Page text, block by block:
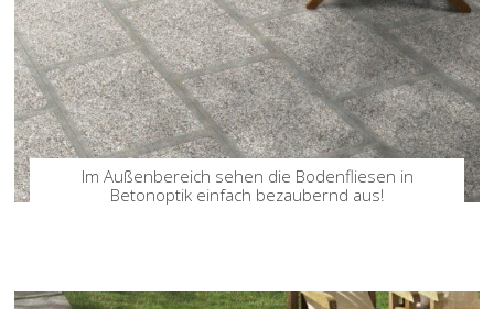
Im Außenbereich sehen die Bodenfliesen in
Betonoptik einfach bezaubernd aus!